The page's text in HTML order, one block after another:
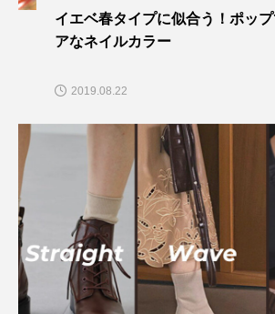
イエベ春タイプに似合う！ポップ
アなネイルカラー
2019.08.22